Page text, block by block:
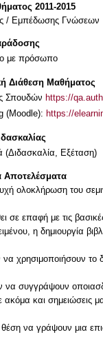
2011-2015
/ Εμπέδωσης Γνώσεων
με πρόσωπο
Διάθεση Μαθήματος
Σπουδών https://
(Moodle): https://
(Διδασκαλία, Εξέταση)
Αποτελέσματα
ολοκλήρωση του
σε επαφή με τις
η δημιουργία
χρησιμοποιήσουν το
συγγράψουν
ακόμα και
θέση να γράψουν μια